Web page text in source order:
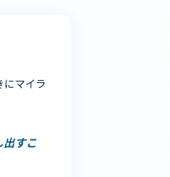
マイラ
出すこ